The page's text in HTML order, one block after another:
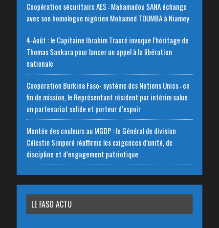
Coopération sécuritaire AES : Mahamadou SANA échange
avec son homologue nigérien Mohamed TOUMBA à Niamey
4-Août : le Capitaine Ibrahim Traoré invoque l’héritage de
Thomas Sankara pour lancer un appel à la libération
nationale
‎Cooperation Burkina Faso- système des Nations Unies : en
fin de mission, le Représentant résident par intérim salue
un partenariat solide et porteur d’espoir
Montée des couleurs au MGDP : le Général de division
Célestin Simporé réaffirme les exigences d’unité, de
discipline et d’engagement patriotique
LE FASO ACTU